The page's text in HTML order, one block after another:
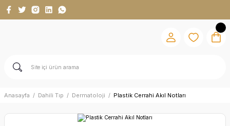
Anasayfa Dahili Tıp Dermatoloji Plastik Cerrahi Akıl Notları